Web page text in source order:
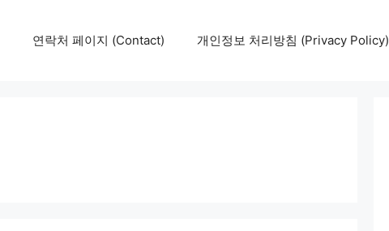
연락처 페이지 (Contact) 개인정보 처리방침 (Privacy Policy)